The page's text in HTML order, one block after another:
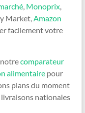
, Monoprix,
Market,Amazon
facilement votre
comparateur
alimentairepour
plans du moment
nationales